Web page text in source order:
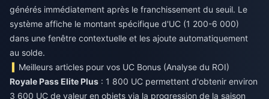
générés immédiatement après le franchissement du seuil. Le
système affiche le montant spécifique d'UC (1 200-6 000)
dans une fenêtre contextuelle et les ajoute automatiquement
au solde.
Meilleurs articles pour vos UC Bonus (Analyse du ROI)
Royale Pass Elite Plus : 1 800 UC permettent d'obtenir environ
3 600 UC de valeur en objets via la progression de la saison